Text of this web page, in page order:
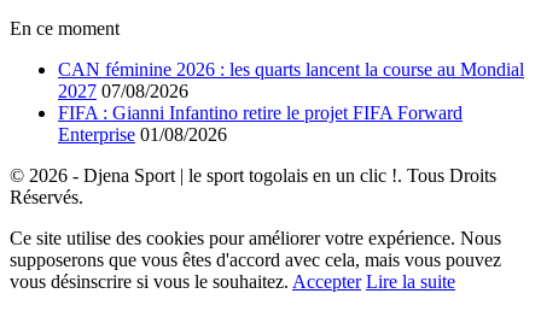
En ce moment
CAN féminine 2026 : les quarts lancent la course au Mondial
2027 07/08/2026
FIFA : Gianni Infantino retire le projet FIFA Forward
Enterprise 01/08/2026
© 2026 - Djena Sport | le sport togolais en un clic !. Tous Droits
Réservés.
Ce site utilise des cookies pour améliorer votre expérience. Nous
supposerons que vous êtes d'accord avec cela, mais vous pouvez
vous désinscrire si vous le souhaitez. Accepter Lire la suite